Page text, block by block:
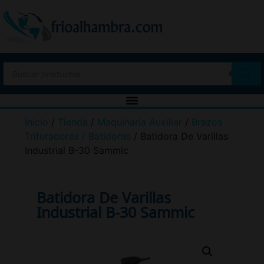
Inicio / Tienda / Maquinaria Auxiliar / Brazos
Trituradores / Batidoras / Batidora De Varillas
Industrial B-30 Sammic
Batidora De Varillas
Industrial B-30 Sammic